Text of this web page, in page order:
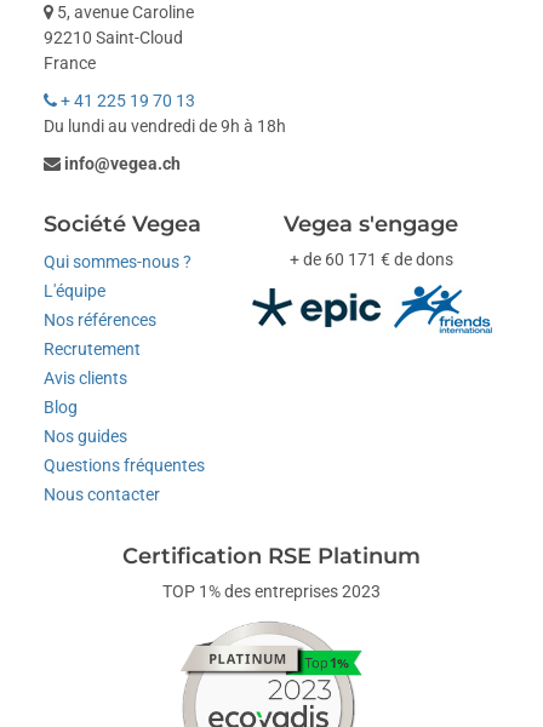
5, avenue Caroline
92210 Saint-Cloud
France
+ 41 225 19 70 13
Du lundi au vendredi de 9h à 18h
info@vegea.ch
Société Vegea
Qui sommes-nous ?
L'équipe
Nos références
Recrutement
Avis clients
Blog
Nos guides
Questions fréquentes
Nous contacter
Vegea s'engage
+ de 60 171 € de dons
Certification RSE Platinum
TOP 1% des entreprises 2023